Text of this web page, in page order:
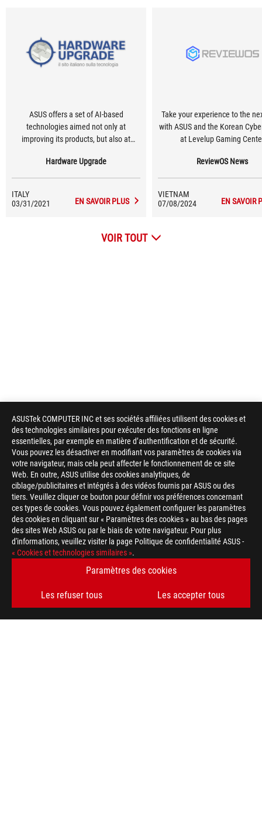
ASUSTek COMPUTER INC et ses sociétés affiliées utilisent des cookies et
des technologies similaires pour exécuter des fonctions en ligne
essentielles, par exemple en matière d’authentification et de sécurité.
Vous pouvez les désactiver en modifiant vos paramètres de cookies via
votre navigateur, mais cela peut affecter le fonctionnement de ce site
Web. En outre, ASUS utilise des cookies analytiques, de
ciblage/publicitaires et intégrés à des vidéos fournis par ASUS ou des
tiers. Veuillez cliquer ce bouton pour définir vos préférences concernant
ces types de cookies. Vous pouvez également configurer les paramètres
des cookies en cliquant sur « Paramètres des cookies » au bas des pages
des sites Web ASUS ou par le biais de votre navigateur. Pour plus
d'informations, veuillez visiter la page Politique de confidentialité ASUS -
« Cookies et technologies similaires ».
Paramètres des cookies
Les refuser tous Les accepter tous
ASUS offers a set of AI-based
technologies aimed not only at
improving its products, but also at
Hardware Upgrade
ITALY
03/31/2021
EN SAVOIR PLUS
Take your experience to the
with ASUS and the Korean
at Levelup Gaming
ReviewOS News
VIETNAM
07/08/2024
EN SAVOIR
VOIR TOUT